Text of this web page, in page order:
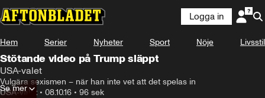
Logga in
Hem Serier Nyheter Sport Nöje Livsstil
Stötande video på Trump släppt
USA-valet
Vulgära sexismen – när han inte vet att det spelas in
USA-valet • 08.10.16 • 96 sek
Se mer